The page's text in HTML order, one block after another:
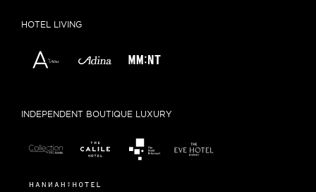
HOTEL LIVING
INDEPENDENT BOUTIQUE LUXURY